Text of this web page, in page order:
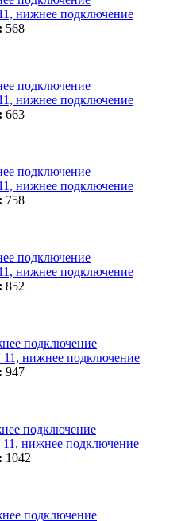
нижнее подключение
568
нижнее подключение
663
нижнее подключение
758
нижнее подключение
852
11, нижнее подключение
947
нижнее подключение
1042